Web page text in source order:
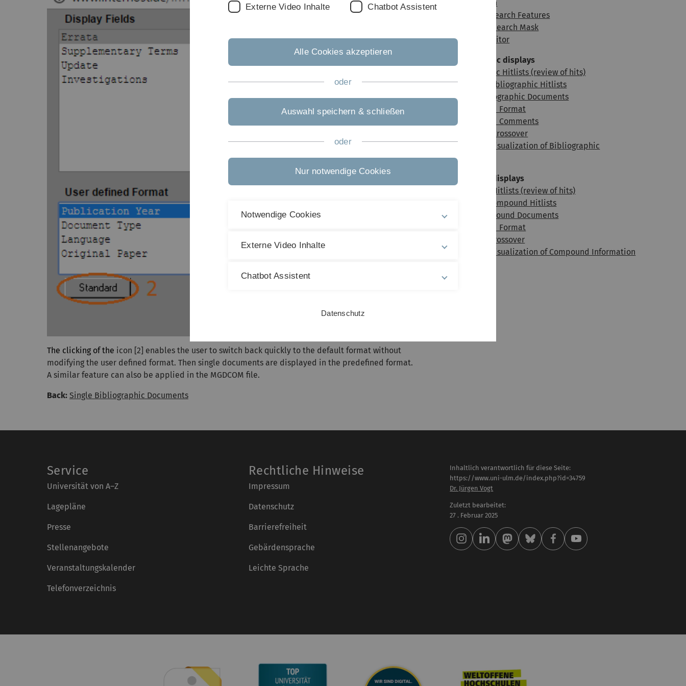
The clicking of the icon [2] enables the user to switch back quickly to the default format without
modifying the user defined format. Then single documents are displayed in the predefined format.
A similar feature can also be applied in the MGDCOM file.
Back: Single Bibliographic Documents
Fuzzy Search
Statistical Search Features
Compound Search Mask
Structure Editor
Bibliographic displays
Bibliographic Hitlists (review of hits)
Sorting of Bibliographic Hitlists
Single Bibliographic Documents
User Defined Format
User Defined Comments
Compound Crossover
Statistical Visualization of Bibliographic
Information
Compound displays
Compound Hitlists (review of hits)
Sorting of Compound Hitlists
Single Compound Documents
User Defined Format
Literature Crossover
Statistical Visualization of Compound Information
Service
Universität von A–Z
Lagepläne
Presse
Stellenangebote
Veranstaltungskalender
Telefonverzeichnis
Rechtliche Hinweise
Impressum
Datenschutz
Barrierefreiheit
Gebärdensprache
Leichte Sprache
Inhaltlich verantwortlich für diese Seite:
https://www.uni-ulm.de/index.php?id=34759
Dr. Jürgen Vogt
Zuletzt bearbeitet:
27 . Februar 2025
Externe Video Inhalte Chatbot Assistent
Alle Cookies akzeptieren
oder
Auswahl speichern & schließen
oder
Nur notwendige Cookies
Notwendige Cookies
Externe Video Inhalte
Chatbot Assistent
Datenschutz